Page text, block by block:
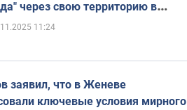
через свою территорию в
11:24
заявил, что в Женеве
ключевые условия мирного